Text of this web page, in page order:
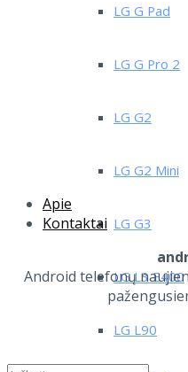
LG G Pad
LG G Pro 2
LG G2
LG G2 Mini
LG G3
LG L3 E400
LG L90
Apie
Kontaktai
Android telefonų